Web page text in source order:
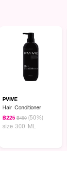
PVIVE
Hair Conditioner
฿225 ฿450 (50%)
size 300 ML